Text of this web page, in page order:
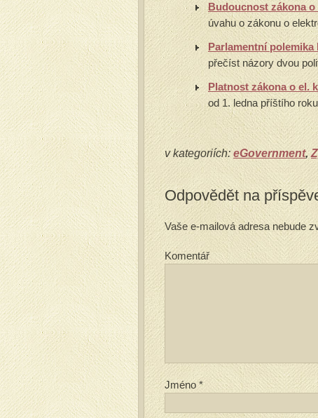
Budoucnost zákona
úvahu o zákonu o
Parlamentní
přečíst názory dvou
Platnost zákona o el.
od 1. ledna příštího
v kategoriích: eGovernment,
Odpovědět na
Vaše e-mailová adresa nebude
Komentář
Jméno *